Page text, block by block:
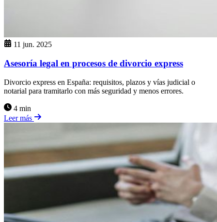
11 jun. 2025
Asesoría legal en procesos de divorcio express
Divorcio express en España: requisitos, plazos y vías judicial o
notarial para tramitarlo con más seguridad y menos errores.
4 min
Leer más